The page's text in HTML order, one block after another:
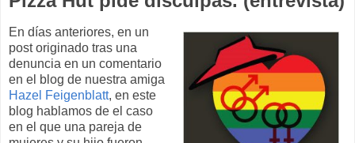
En días anteriores, en un
post originado tras una
denuncia en un comentario
en el blog de nuestra amiga
Hazel Feigenblatt, en este
blog hablamos de el caso
en el que una pareja de